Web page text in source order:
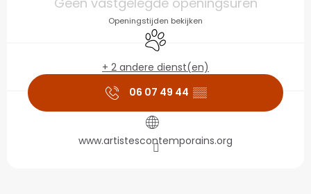
Openingstijden bekijken
Dieren toegelaten
+ 2 andere dienst(en)
06 07 49 44 ▒▒
www.artistescontemporains.org